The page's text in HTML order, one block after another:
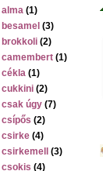
alma (1)
besamel (3)
brokkoli (2)
camembert (1)
cékla (1)
cukkini (2)
csak úgy (7)
csípős (2)
csirke (4)
csirkemell (3)
csokis (4)